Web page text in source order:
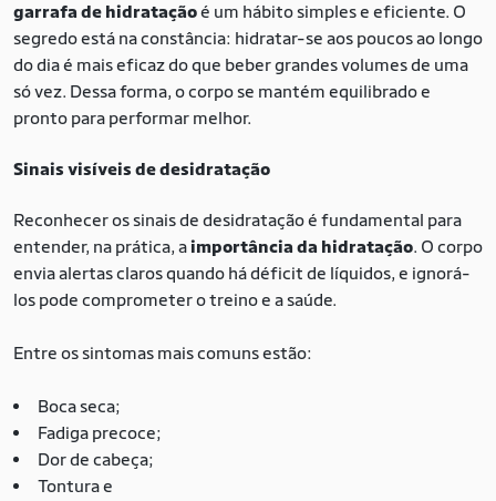
garrafa de hidrataçãoé um hábito simples e eficiente. O
segredo está na constância: hidratar-se aos poucos ao longo
do dia é mais eficaz do que beber grandes volumes de uma
só vez. Dessa forma, o corpo se mantém equilibrado e
pronto para performar melhor.
Sinais visíveis de desidratação
Reconhecer os sinais de desidratação é fundamental para
entender, na prática, aimportância da hidratação. O corpo
envia alertas claros quando há déficit de líquidos, e ignorá-
los pode comprometer o treino e a saúde.
Entre os sintomas mais comuns estão:
Boca seca;
Fadiga precoce;
Dor de cabeça;
Tontura e